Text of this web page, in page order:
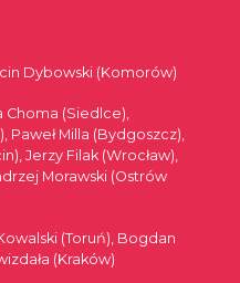
Dybowski (Komorów)
Choma (Siedlce),
Paweł Milla (Bydgoszcz),
Jerzy Filak (Wrocław),
Morawski (Ostrów
(Toruń), Bogdan
(Kraków)